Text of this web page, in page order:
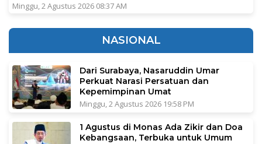
Minggu, 2 Agustus 2026 08:37 AM
NASIONAL
Dari Surabaya, Nasaruddin Umar
Perkuat Narasi Persatuan dan
Kepemimpinan Umat
Minggu, 2 Agustus 2026 19:58 PM
1 Agustus di Monas Ada Zikir dan Doa
Kebangsaan, Terbuka untuk Umum